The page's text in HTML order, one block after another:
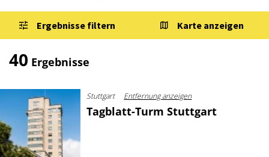
Ergebnisse filtern Karte anzeigen
40 Ergebnisse
Stuttgart Entfernung anzeigen
Tagblatt-Turm Stuttgart